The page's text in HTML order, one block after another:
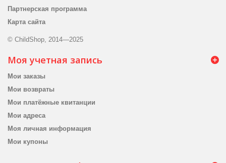
Партнерская программа
Карта сайта
© ChildShop, 2014—2025
Моя учетная запись
Мои заказы
Мои возвраты
Мои платёжные квитанции
Мои адреса
Моя личная информация
Мои купоны